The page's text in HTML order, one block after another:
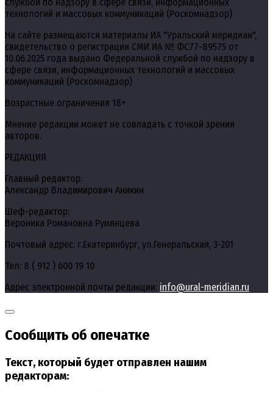
технологий и массовых коммуникаций (Роскомнадзор)
На сайте размещаются материалы ИА "Уральский меридиан",
свидетельство о регистрации СМИ ИА № ФС77-89575 от
10.06.2025 года выдано Федеральной службой по надзору в
сфере связи, информационных технологий и массовых
коммуникаций (Роскомнадзор)
Возрастные ограничения 18+
Мнение редакции может не совпадать с точкой зрения
авторов.
РЕДАКЦИЯ
Главный редактор:
Александр Владимирович Аникин
Шеф-редактор:
Вероника Романовна Румянцева
Почтовый адрес: г.Екатеринбург, ул.Генеральская, 3-201
Тел: 8 ( 912 ) 600 19 10
Адрес электронной почты редакции: info@ural-meridian.ru
Сообщить об опечатке
Текст, который будет отправлен нашим
редакторам: